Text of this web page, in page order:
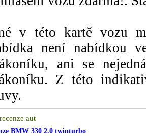
v této kartě vozu
není nabídkou
ani se
Z této
aut
BMW 330 2.0 twinturbo